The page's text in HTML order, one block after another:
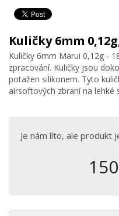
Kuličky 6mm
Kuličky 6mm Marui 0,12g -
zpracování. Kuličky jsou
potažen silikonem. Tyto
airsoftových zbraní na lehké
Je nám líto, ale produkt